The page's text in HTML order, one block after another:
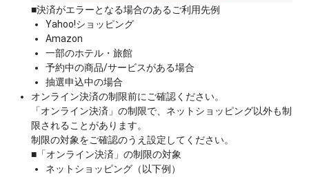
■決済がエラーとなる場合のあるご利用先例
Yahoo!ショッピング
Amazon
一部のホテル・旅館
予約中の商品/サービスがある場合
抽選申込中の場合
オンライン決済の制限前にご確認ください。
「オンライン決済」の制限で、ネットショッピング以外も制
限されることがあります。
制限の対象をご確認のうえ設定してください。
■「オンライン決済」の制限の対象
ネットショッピング（以下例）